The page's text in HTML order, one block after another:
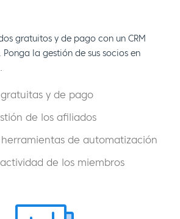
gratuitos y de pago con un CRM
la gestión de sus socios en
y de pago
de los afiliados
de automatización
de los miembros